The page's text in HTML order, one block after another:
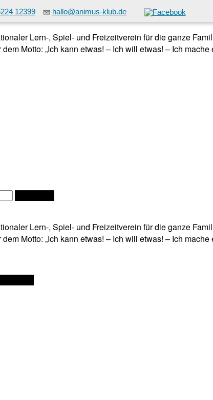
12399 hallo@animus-klub.de
Lern-, Spiel- und Freizeitverein für die ganze
Motto: „Ich kann etwas! – Ich will etwas! – Ich mache
Lern-, Spiel- und Freizeitverein für die ganze
Motto: „Ich kann etwas! – Ich will etwas! – Ich mache